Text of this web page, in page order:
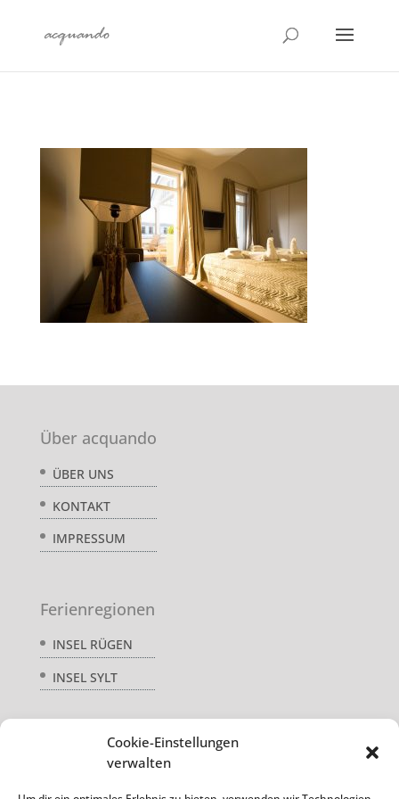
Cookie-Einstellungen
verwalten
Über acquando
ÜBER UNS
KONTAKT
IMPRESSUM
Ferienregionen
INSEL RÜGEN
INSEL SYLT